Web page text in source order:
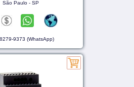
São Paulo - SP
9373 (WhatsApp)